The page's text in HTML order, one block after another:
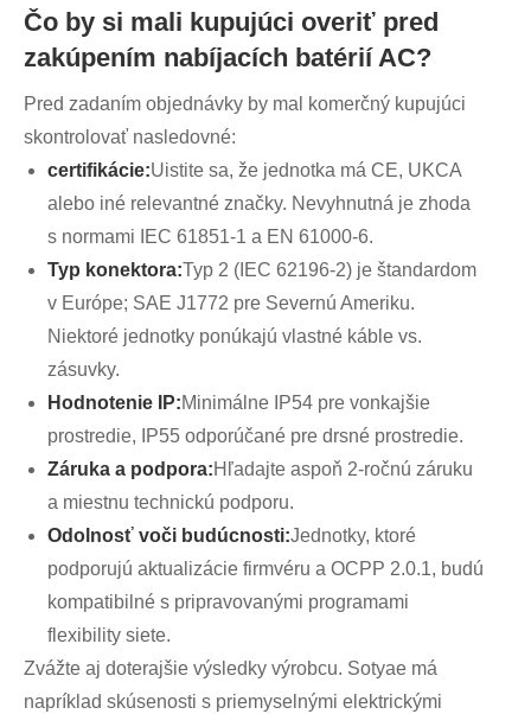
Čo by si mali kupujúci overiť pred
zakúpením nabíjacích batérií AC?
Pred zadaním objednávky by mal komerčný kupujúci
skontrolovať nasledovné:
certifikácie:Uistite sa, že jednotka má CE, UKCA
alebo iné relevantné značky. Nevyhnutná je zhoda
s normami IEC 61851-1 a EN 61000-6.
Typ konektora:Typ 2 (IEC 62196-2) je štandardom
v Európe; SAE J1772 pre Severnú Ameriku.
Niektoré jednotky ponúkajú vlastné káble vs.
zásuvky.
Hodnotenie IP:Minimálne IP54 pre vonkajšie
prostredie, IP55 odporúčané pre drsné prostredie.
Záruka a podpora:Hľadajte aspoň 2-ročnú záruku
a miestnu technickú podporu.
Odolnosť voči budúcnosti:Jednotky, ktoré
podporujú aktualizácie firmvéru a OCPP 2.0.1, budú
kompatibilné s pripravovanými programami
flexibility siete.
Zvážte aj doterajšie výsledky výrobcu. Sotyae má
napríklad skúsenosti s priemyselnými elektrickými